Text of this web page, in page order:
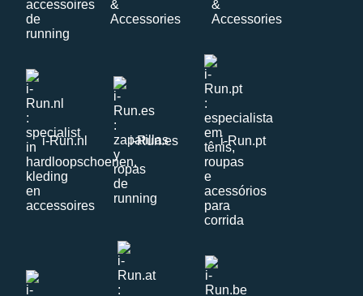
i-Run.nl i-Run.es i-Run.pt